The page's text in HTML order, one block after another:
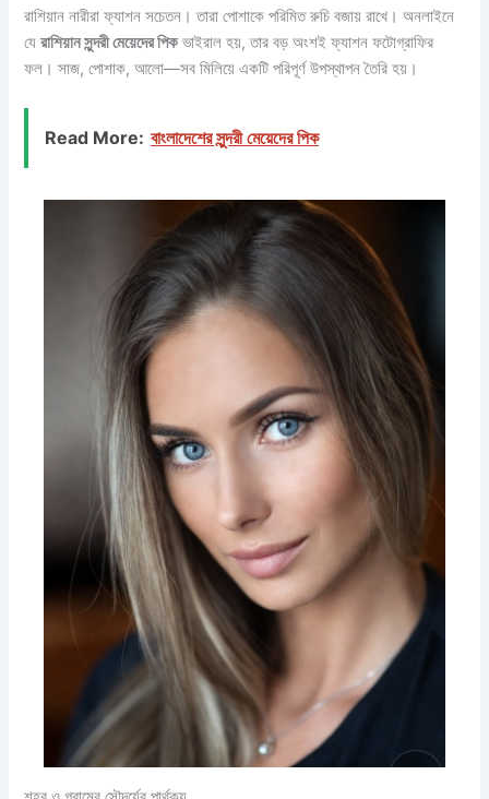
রাশিয়ান নারীরা ফ্যাশন সচেতন। তারা পোশাকে পরিমিত রুচি বজায় রাখে। অনলাইনে
যেরাশিয়ান সুন্দরী মেয়েদের পিক ভাইরাল হয়, তার বড় অংশই ফ্যাশন ফটোগ্রাফির
ফল। সাজ, পোশাক, আলো—সব মিলিয়ে একটি পরিপূর্ণ উপস্থাপন তৈরি হয়।
Read More: বাংলাদেশের সুন্দরী মেয়েদের পিক